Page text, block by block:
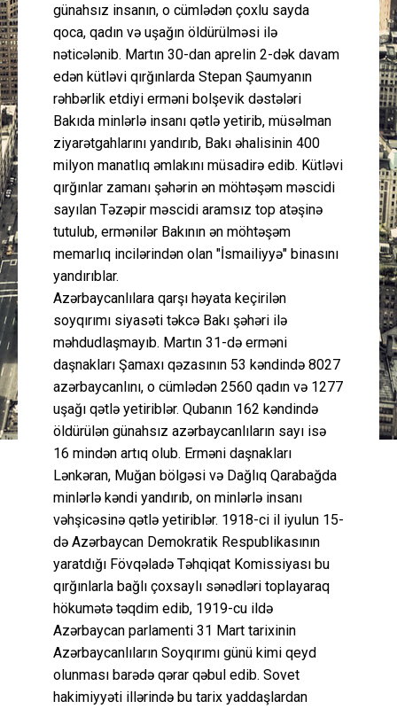
günahsız insanın, o cümlədən çoxlu sayda
qoca, qadın və uşağın öldürülməsi ilə
nəticələnib. Martın 30-dan aprelin 2-dək davam
edən kütləvi qırğınlarda Stepan Şaumyanın
rəhbərlik etdiyi erməni bolşevik dəstələri
Bakıda minlərlə insanı qətlə yetirib, müsəlman
ziyarətgahlarını yandırıb, Bakı əhalisinin 400
milyon manatlıq əmlakını müsadirə edib. Kütləvi
qırğınlar zamanı şəhərin ən möhtəşəm məscidi
sayılan Təzəpir məscidi aramsız top atəşinə
tutulub, ermənilər Bakının ən möhtəşəm
memarlıq incilərindən olan "İsmailiyyə" binasını
yandırıblar.
Azərbaycanlılara qarşı həyata keçirilən
soyqırımı siyasəti təkcə Bakı şəhəri ilə
məhdudlaşmayıb. Martın 31-də erməni
daşnakları Şamaxı qəzasının 53 kəndində 8027
azərbaycanlını, o cümlədən 2560 qadın və 1277
uşağı qətlə yetiriblər. Qubanın 162 kəndində
öldürülən günahsız azərbaycanlıların sayı isə
16 mindən artıq olub. Erməni daşnakları
Lənkəran, Muğan bölgəsi və Dağlıq Qarabağda
minlərlə kəndi yandırıb, on minlərlə insanı
vəhşicəsinə qətlə yetiriblər. 1918-ci il iyulun 15-
də Azərbaycan Demokratik Respublikasının
yaratdığı Fövqəladə Təhqiqat Komissiyası bu
qırğınlarla bağlı çoxsaylı sənədləri toplayaraq
hökumətə təqdim edib, 1919-cu ildə
Azərbaycan parlamenti 31 Mart tarixinin
Azərbaycanlıların Soyqırımı günü kimi qeyd
olunması barədə qərar qəbul edib. Sovet
hakimiyyəti illərində bu tarix yaddaşlardan